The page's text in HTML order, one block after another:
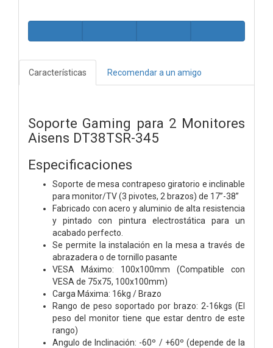
Características Recomendar a un amigo
Soporte Gaming para 2 Monitores
Aisens DT38TSR-345
Especificaciones
Soporte de mesa contrapeso giratorio e inclinable
para monitor/TV (3 pivotes, 2 brazos) de 17”-38”
Fabricado con acero y aluminio de alta resistencia
y pintado con pintura electrostática para un
acabado perfecto.
Se permite la instalación en la mesa a través de
abrazadera o de tornillo pasante
VESA Máximo: 100x100mm (Compatible con
VESA de 75x75, 100x100mm)
Carga Máxima: 16kg / Brazo
Rango de peso soportado por brazo: 2-16kgs (El
peso del monitor tiene que estar dentro de este
rango)
Angulo de Inclinación: -60º / +60º (depende de la